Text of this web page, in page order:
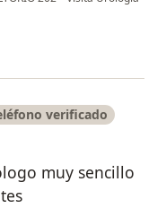
verificado
muy sencillo